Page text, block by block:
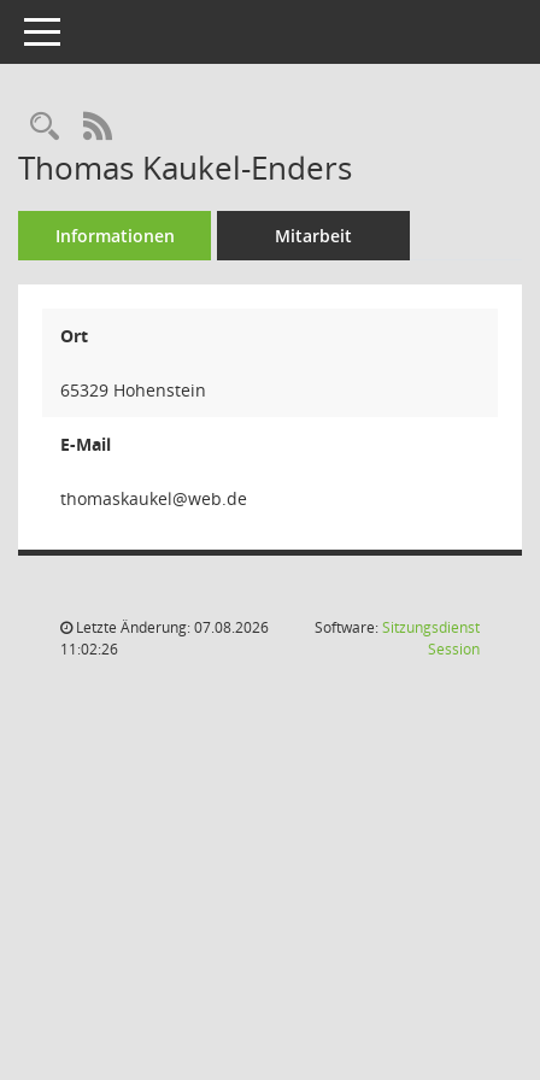
Toggle navigation
Rechercheauswahl
RSS-Feed
Thomas Kaukel-Enders
Informationen Mitarbeit
Ort
65329 Hohenstein
E-Mail
lekuak
Letzte Änderung: 07.08.2026
11:02:26
Software:Sitzungsdienst
Session(Wird in